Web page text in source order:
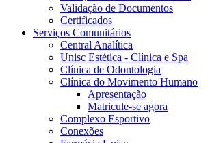
Validação de Documentos
Certificados
Serviços Comunitários
Central Analítica
Unisc Estética - Clínica e Spa
Clínica de Odontologia
Clínica do Movimento Humano
Apresentação
Matricule-se agora
Complexo Esportivo
Conexões